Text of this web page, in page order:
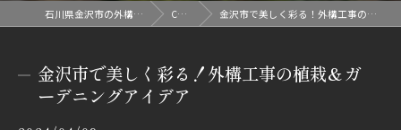
石川県金沢市の外構なら株式会社E.S.I Column 金沢市で美しく彩る！外構工事の植栽＆ガーデニングアイデア
金沢市で美しく彩る！外構工事の植栽＆ガ
ーデニングアイデア